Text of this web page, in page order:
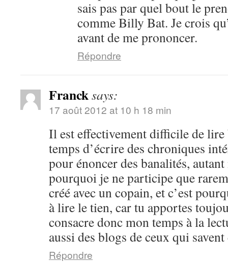
sais pas par quel bout le
comme Billy Bat. Je crois
avant de me prononcer.
Répondre
Francksays:
17 août 2012 at 10 h 18 min
Il est effectivement difficile de lire
temps d’écrire des chroniques
pour énoncer des banalités,
pourquoi je ne participe que
créé avec un copain, et c’est
à lire le tien, car tu apportes
consacre donc mon temps à la
aussi des blogs de ceux qui
Répondre